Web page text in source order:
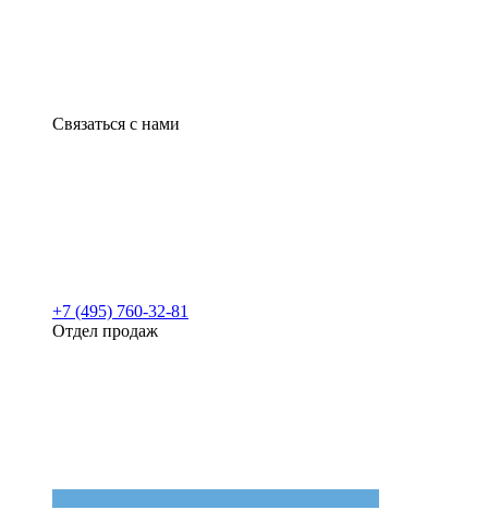
Связаться с нами
+7 (495) 760-32-81
Отдел продаж